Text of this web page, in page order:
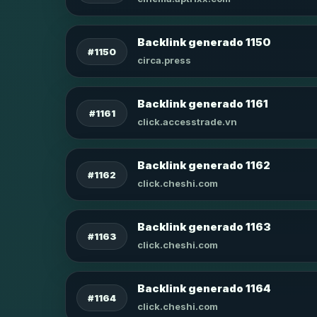
#1150
Backlink generado 1150
circa.press
#1161
Backlink generado 1161
click.accesstrade.vn
#1162
Backlink generado 1162
click.cheshi.com
#1163
Backlink generado 1163
click.cheshi.com
#1164
Backlink generado 1164
click.cheshi.com